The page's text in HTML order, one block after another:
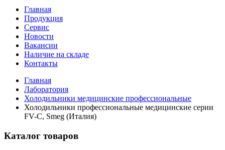
Главная
Продукция
Сервис
Новости
Вакансии
Наличие на складе
Контакты
Главная
Лаборатория
Холодильники медицинские профессиональные
Холодильники профессиональные медицинские серии
FV-C, Smeg (Италия)
Каталог товаров